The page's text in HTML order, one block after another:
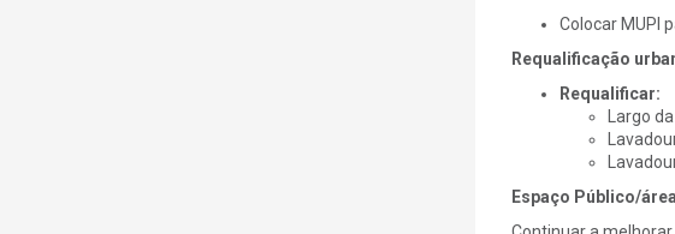
Colocar MUPI
Requalificação
Requalificar:
Largo
Espaço Público/